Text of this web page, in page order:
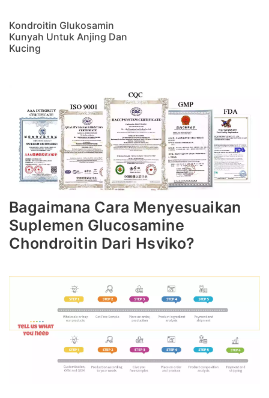
Kondroitin Glukosamin
Kunyah Untuk Anjing Dan
Kucing
Bagaimana Cara Menyesuaikan
Suplemen Glucosamine
Chondroitin Dari Hsviko?